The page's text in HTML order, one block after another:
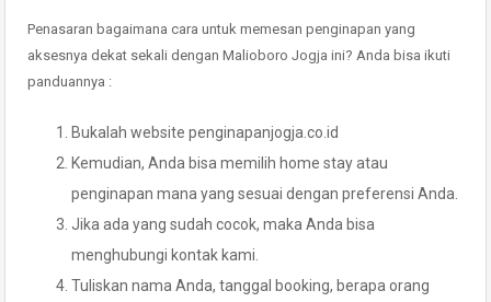
Penasaran bagaimana cara untuk memesan penginapan yang
aksesnya dekat sekali dengan Malioboro Jogja ini? Anda bisa ikuti
panduannya :
Bukalah website penginapanjogja.co.id
Kemudian, Anda bisa memilih home stay atau
penginapan mana yang sesuai dengan preferensi Anda.
Jika ada yang sudah cocok, maka Anda bisa
menghubungi kontak kami.
Tuliskan nama Anda, tanggal booking, berapa orang